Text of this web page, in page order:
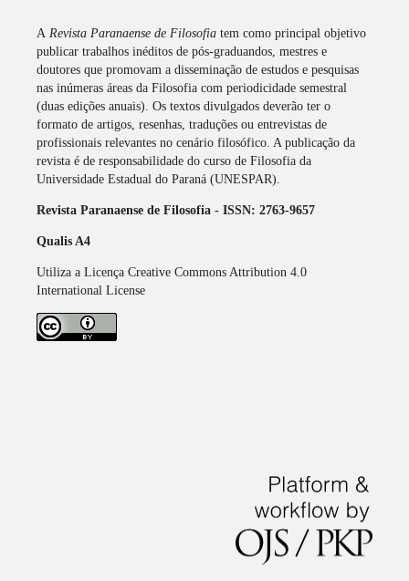
A Revista Paranaense de Filosofia tem como principal objetivo
publicar trabalhos inéditos de pós-graduandos, mestres e
doutores que promovam a disseminação de estudos e pesquisas
nas inúmeras áreas da Filosofia com periodicidade semestral
(duas edições anuais). Os textos divulgados deverão ter o
formato de artigos, resenhas, traduções ou entrevistas de
profissionais relevantes no cenário filosófico. A publicação da
revista é de responsabilidade do curso de Filosofia da
Universidade Estadual do Paraná (UNESPAR).
Revista Paranaense de Filosofia - ISSN: 2763-9657
Qualis A4
Utiliza a Licença Creative Commons Attribution 4.0
International License